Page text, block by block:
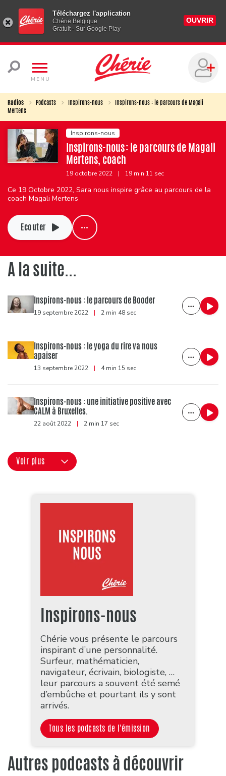
Téléchargez l'application
Chérie Belgique
Gratuit - Sur Google Play
OUVRIR
MENU
Radios Podcasts Inspirons-nous
Inspirons-nous : le parcours de Magali
Mertens
Inspirons-nous
Inspirons-nous : le parcours de Magali
Mertens, coach
19 octobre 2022 | 19 min 11 sec
Ce 19 Octobre 2022, Sara nous inspire grâce au parcours de la
coach Magali Mertens
Ecouter
A la suite...
Inspirons-nous : le parcours de Booder
19 septembre 2022 | 2 min 48 sec
Inspirons-nous : le yoga du rire va nous
apaiser
13 septembre 2022 | 4 min 15 sec
Inspirons-nous : une initiative positive avec
CALM à Bruxelles.
22 août 2022 | 2 min 17 sec
Voir plus
Inspirons-nous
Chérie vous présente le parcours
inspirant d’une personnalité.
Surfeur, mathématicien,
navigateur, écrivain, biologiste, …
leur parcours a souvent été semé
d’embûche et pourtant ils y sont
arrivés.
Tous les podcasts de l'émission
Autres podcasts à découvrir